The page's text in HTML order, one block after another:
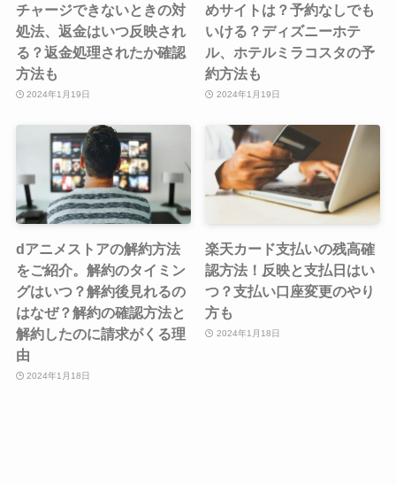
チャージできないときの対
処法、返金はいつ反映され
る？返金処理されたか確認
方法も
2024年1月19日
めサイトは？予約なしでも
いける？ディズニーホテ
ル、ホテルミラコスタの予
約方法も
2024年1月19日
dアニメストアの解約方法
をご紹介。解約のタイミン
グはいつ？解約後見れるの
はなぜ？解約の確認方法と
解約したのに請求がくる理
由
2024年1月18日
楽天カード支払いの残高確
認方法！反映と支払日はい
つ？支払い口座変更のやり
方も
2024年1月18日